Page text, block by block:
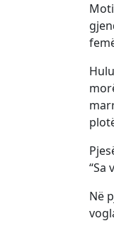
“Sa
Në